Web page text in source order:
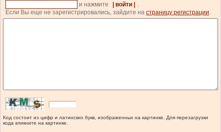
и нажмите
| войти |
.
Если Вы еще не зарегистрировались, зайдите на страницу регистрации.
Код состоит из цифр и латинских букв, изображенных на картинке. Для перезагрузки
кода кликните на картинке.